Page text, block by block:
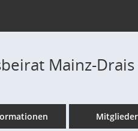
Mainz-
Mitglieder